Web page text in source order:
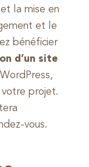
la mise en
et le
bénéficier
d’un site
votre projet.
vous.